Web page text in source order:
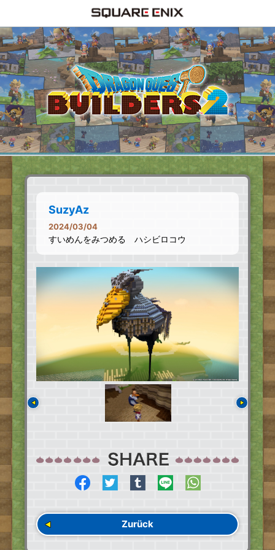
SuzyAz
2024/03/04
すいめんをみつめる ハシビロコウ
Zurück